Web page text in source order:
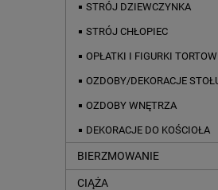
STRÓJ DZIEWCZYNKA
STRÓJ CHŁOPIEC
OPŁATKI I FIGURKI
OZDOBY/DEKORACJE
OZDOBY WNĘTRZA
DEKORACJE DO KOŚCIOŁA
BIERZMOWANIE
CIĄŻA